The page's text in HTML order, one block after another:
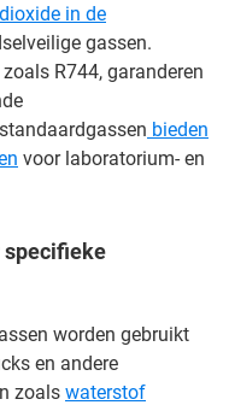
in de
gassen.
zoals R744, garanderen
bieden
voor laboratorium- en
specifieke
worden gebruikt
en andere
zoals waterstof